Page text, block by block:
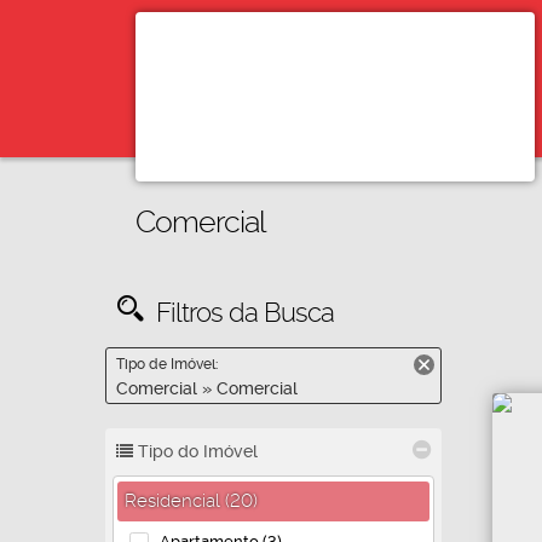
Comercial
Filtros da Busca
Tipo de Imóvel:
Comercial » Comercial
Tipo do Imóvel
Residencial (20)